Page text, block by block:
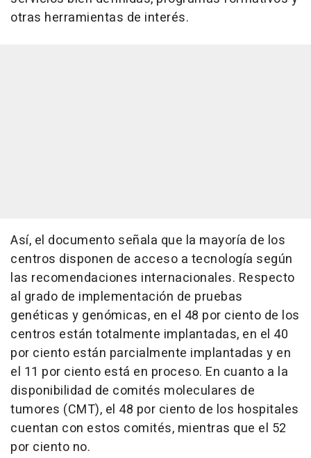
otras herramientas de interés.
Así, el documento señala que la mayoría de los
centros disponen de acceso a tecnología según
las recomendaciones internacionales. Respecto
al grado de implementación de pruebas
genéticas y genómicas, en el 48 por ciento de los
centros están totalmente implantadas, en el 40
por ciento están parcialmente implantadas y en
el 11 por ciento está en proceso. En cuanto a la
disponibilidad de comités moleculares de
tumores (CMT), el 48 por ciento de los hospitales
cuentan con estos comités, mientras que el 52
por ciento no.